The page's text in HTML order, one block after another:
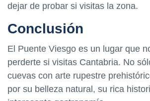
dejar de probar si visitas la zona.
Conclusión
El Puente Viesgo es un lugar que
perderte si visitas Cantabria. No
cuevas con arte rupestre
por su belleza natural, su rica